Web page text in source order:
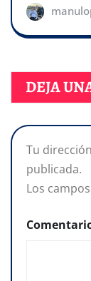
DEJA
Tu
publicada.
Los